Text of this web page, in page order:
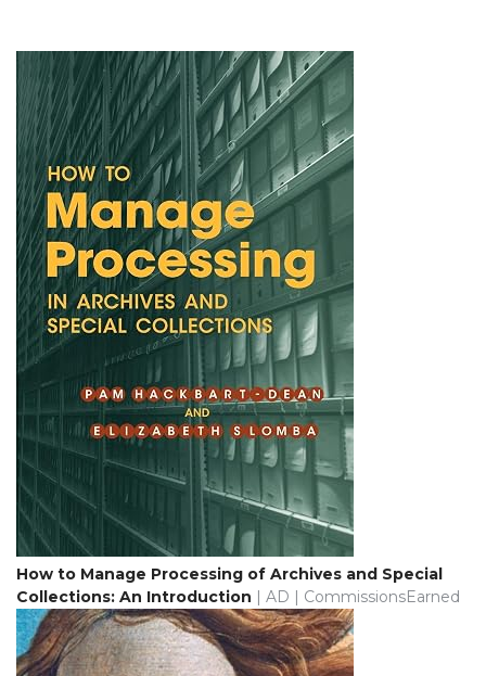
How to Manage Processing of Archives and Special
Collections: An Introduction | AD | CommissionsEarned